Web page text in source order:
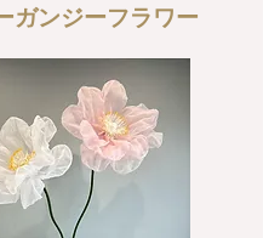
ガンジーフラワー